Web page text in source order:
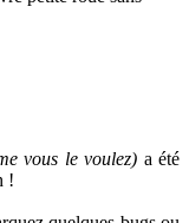
vous le voulez) a été
!